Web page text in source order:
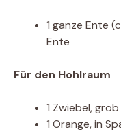
1 ganze Ente
Ente
Für den Hohlraum
1 Zwiebel,
1 Orange, in